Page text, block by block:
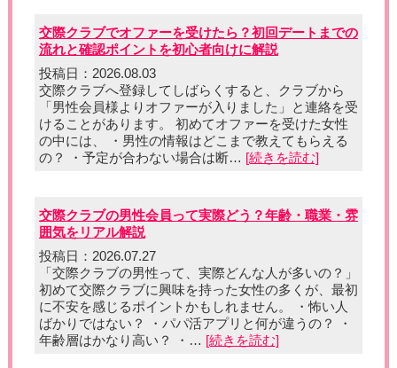
交際クラブでオファーを受けたら？初回デートまでの
流れと確認ポイントを初心者向けに解説
投稿日：2026.08.03
交際クラブへ登録してしばらくすると、クラブから
「男性会員様よりオファーが入りました」と連絡を受
けることがあります。 初めてオファーを受けた女性
の中には、 ・男性の情報はどこまで教えてもらえる
の？ ・予定が合わない場合は断… [続きを読む]
交際クラブの男性会員って実際どう？年齢・職業・雰
囲気をリアル解説
投稿日：2026.07.27
「交際クラブの男性って、実際どんな人が多いの？」
初めて交際クラブに興味を持った女性の多くが、最初
に不安を感じるポイントかもしれません。 ・怖い人
ばかりではない？ ・パパ活アプリと何が違うの？ ・
年齢層はかなり高い？ ・… [続きを読む]